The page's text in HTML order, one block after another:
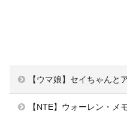
【ウマ娘】セイちゃんと
【NTE】ウォーレン・メ